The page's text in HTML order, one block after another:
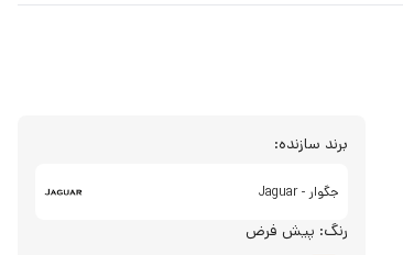
برند سازنده:
جگوار - Jaguar
رنگ: پیش فرض